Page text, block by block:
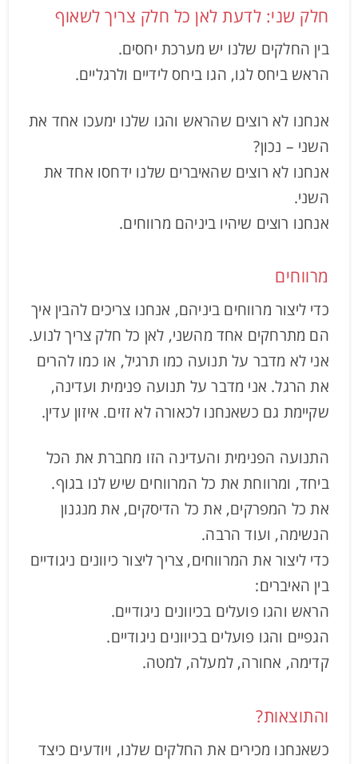
חלק שני: לדעת לאן כל חלק צריך לשאוף
בין החלקים שלנו יש מערכת יחסים.
הראש ביחס לגו, הגו ביחס לידיים ולרגליים.
אנחנו לא רוצים שהראש והגו שלנו ימעכו אחד את
השני – נכון?
אנחנו לא רוצים שהאיברים שלנו ידחסו אחד את
השני.
אנחנו רוצים שיהיו ביניהם מרווחים.
מרווחים
כדי ליצור מרווחים ביניהם, אנחנו צריכים להבין איך
הם מתרחקים אחד מהשני, לאן כל חלק צריך לנוע.
אני לא מדבר על תנועה כמו תרגיל, או כמו להרים
את הרגל. אני מדבר על תנועה פנימית ועדינה,
שקיימת גם כשאנחנו לכאורה לא זזים. איזון עדין.
התנועה הפנימית והעדינה הזו מחברת את הכל
ביחד, ומרווחת את כל המרווחים שיש לנו בגוף.
את כל המפרקים, את כל הדיסקים, את מנגנון
הנשימה, ועוד הרבה.
כדי ליצור את המרווחים, צריך ליצור כיוונים ניגודיים
בין האיברים:
הראש והגו פועלים בכיוונים ניגודיים.
הגפיים והגו פועלים בכיוונים ניגודיים.
קדימה, אחורה, למעלה, למטה.
והתוצאות?
כשאנחנו מכירים את החלקים שלנו, ויודעים כיצד